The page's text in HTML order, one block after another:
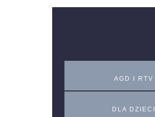
AGD I RTV
DLA DZIECI